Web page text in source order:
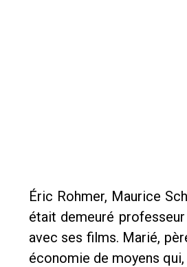
Éric Rohmer, Maurice
était demeuré
avec ses films. Marié,
économie de moyens